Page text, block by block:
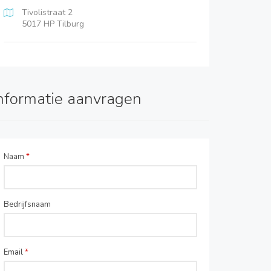
Tivolistraat 2
5017 HP Tilburg
aanvragen
Naam *
Bedrijfsnaam
Email*